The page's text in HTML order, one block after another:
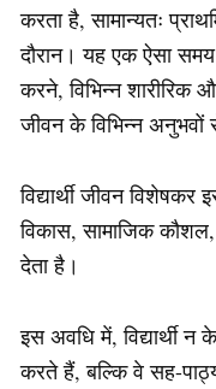
करता है, सामान्यतः
दौरान। यह एक ऐसा समय
करने, विभिन्न
जीवन के विभिन्न
विद्यार्थी जीवन विशेषकर
विकास, सामाजिक
देता है।
इस अवधि में, विद्यार्थी न
करते हैं, बल्कि वे सह-